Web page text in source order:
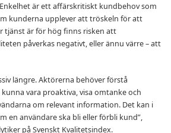
är ett affärskritiskt kundbehov som
kunderna upplever att tröskeln för att
tjänst är för hög finns risken att
påverkas negativt, eller ännu värre – att
längre. Aktörerna behöver förstå
vara proaktiva, visa omtanke och
om relevant information. Det kan i
en användare ska bli eller förbli kund”,
på Svenskt Kvalitetsindex.